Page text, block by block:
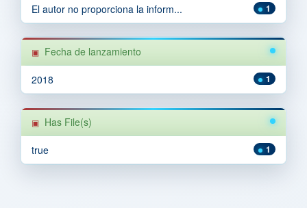
1
El autor no proporciona la inform...
Fecha de lanzamiento
1
2018
Has File(s)
1
true